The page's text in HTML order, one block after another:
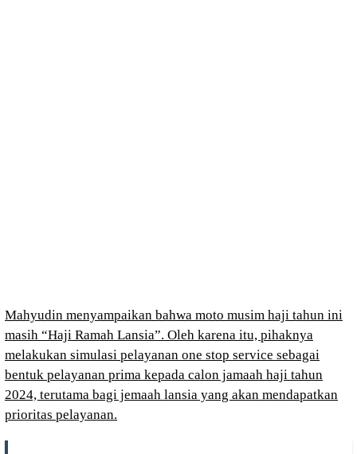
Mahyudin menyampaikan bahwa moto musim haji tahun ini
masih “Haji Ramah Lansia”. Oleh karena itu, pihaknya
melakukan simulasi pelayanan one stop service sebagai
bentuk pelayanan prima kepada calon jamaah haji tahun
2024, terutama bagi jemaah lansia yang akan mendapatkan
prioritas pelayanan.